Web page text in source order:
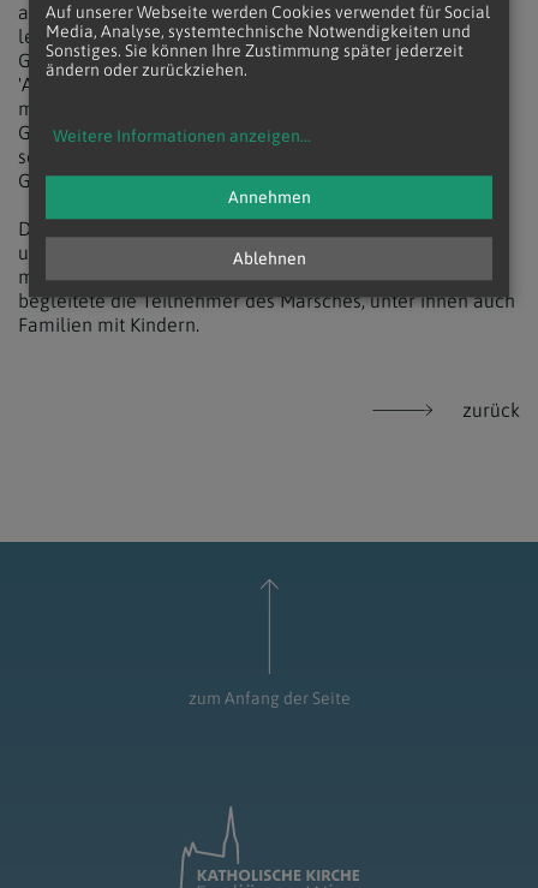
auf Euthanasie, die durch ein Urteil des VfGH bald
legalisiert werden könnte: "Ich will nicht in einer
Gesellschaft leben, die Menschen nahelegt, von ihrer
'Autonomie' Gebrauch zu machen, indem sie sich selber
mit Hilfe anderer umbringen, sondern in einer
Gesellschaft, die ihnen Mut macht, Nähe und Zuwendung
schenkt. Alte und kranke Menschen sollen nicht das
Gefühl haben, eine Last und überflüssig zu sein."
Der anschließende Marsch durch die Wiener Innenstadt
und über den Ring wurde von Gegendemonstranten
mehrfach blockiert. Ein polizeiliches Großaufgebot
begleitete die Teilnehmer des Marsches, unter ihnen auch
Familien mit Kindern.
zurück
zum Anfang der Seite
Auf unserer Webseite werden Cookies verwendet für Social
Media, Analyse, systemtechnische Notwendigkeiten und
Sonstiges. Sie können Ihre Zustimmung später jederzeit
ändern oder zurückziehen.
Weitere Informationen anzeigen...
Ablehnen
Annehmen